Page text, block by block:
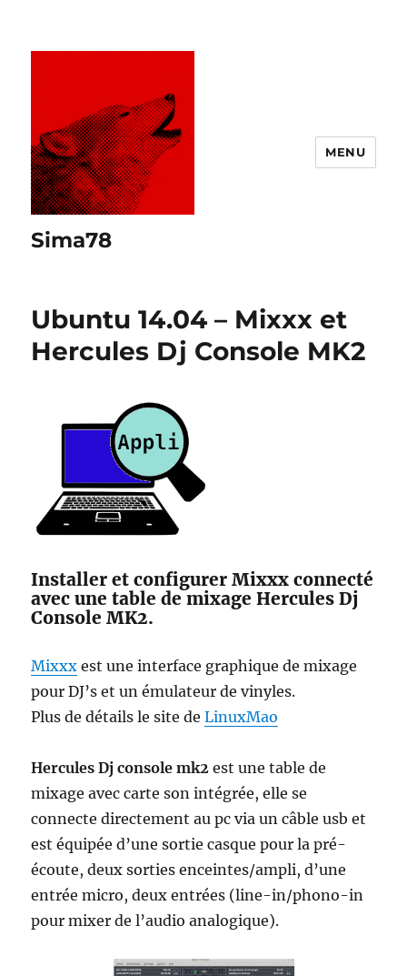
Sima78
MENU
Ubuntu 14.04 – Mixxx et
Hercules Dj Console MK2
Installer et configurer Mixxx connecté
avec une table de mixage Hercules Dj
Console MK2.
Mixxx est une interface graphique de mixage
pour DJ’s et un émulateur de vinyles.
Plus de détails le site deLinuxMao
Hercules Dj console mk2 est une table de
mixage avec carte son intégrée, elle se
connecte directement au pc via un câble usb et
est équipée d’une sortie casque pour la pré-
écoute, deux sorties enceintes/ampli, d’une
entrée micro, deux entrées (line-in/phono-in
pour mixer de l’audio analogique).